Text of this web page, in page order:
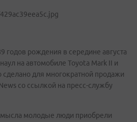
годов рождения в середине августа
на автомобиле Toyota Mark II и
сделано для многократной продажи
со ссылкой на пресс-службу
молодые люди приобрели